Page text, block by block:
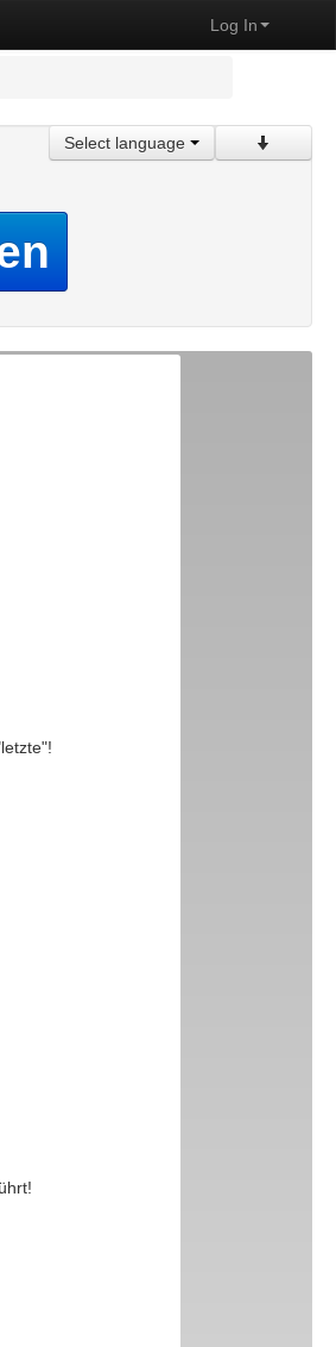
Log In
Select language